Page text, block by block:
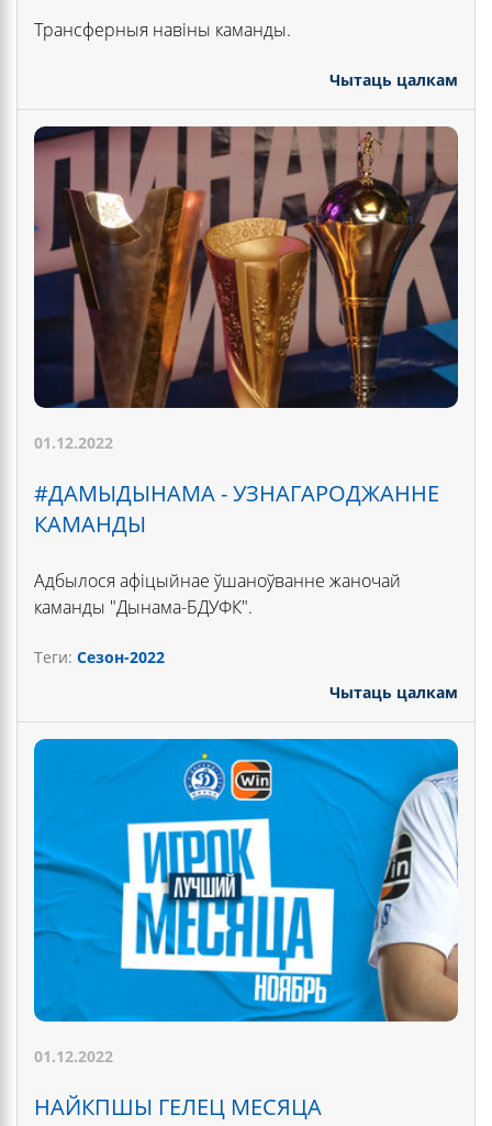
Трансферныя навіны каманды.
Чытаць цалкам
01.12.2022
#ДАМЫДЫНАМА - УЗНАГАРОДЖАННЕ
КАМАНДЫ
Адбылося афіцыйнае ўшаноўванне жаночай
каманды "Дынама-БДУФК".
Теги: Сезон-2022
Чытаць цалкам
01.12.2022
НАЙКПШЫ ГЕЛЕЦ МЕСЯЦА